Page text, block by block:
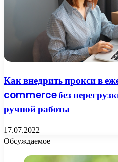
Как внедрить прокси в
commerce без
ручной работы
17.07.2022
Обсуждаемое